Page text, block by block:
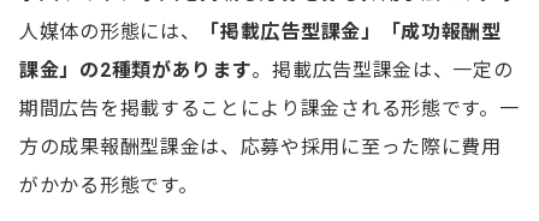
人媒体の形態には、
「掲載広告型課金」「成功報酬型
課金」の2種類があります。掲載広告型課金は、一定の
期間広告を掲載することにより課金される形態です。一
方の成果報酬型課金は、応募や採用に至った際に費用
がかかる形態です。